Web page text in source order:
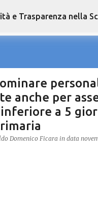
Passa ai contenuti
anche per
a 5
Domenico Ficara in data